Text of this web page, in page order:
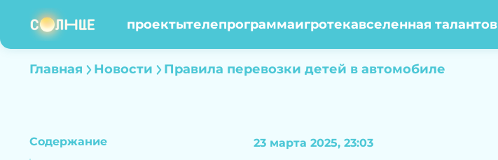
проектытелепрограммаигротекавселенная талантов
Главная Новости Правила перевозки детей в автомобиле
Содержание 23 марта 2025, 23:03